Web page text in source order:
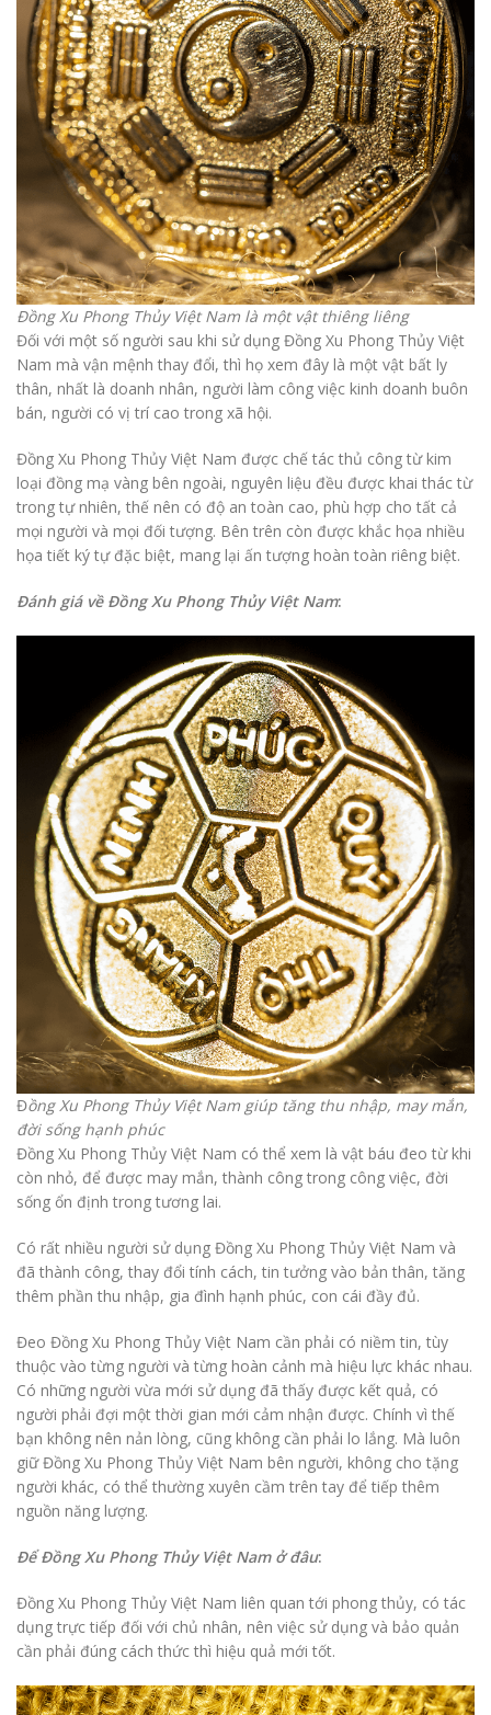
Đồng Xu Phong Thủy Việt Nam là một vật thiêng liêng
Đối với một số người sau khi sử dụng Đồng Xu Phong Thủy Việt
Nam mà vận mệnh thay đổi, thì họ xem đây là một vật bất ly
thân, nhất là doanh nhân, người làm công việc kinh doanh buôn
bán, người có vị trí cao trong xã hội.
Đồng Xu Phong Thủy Việt Nam được chế tác thủ công từ kim
loại đồng mạ vàng bên ngoài, nguyên liệu đều được khai thác từ
trong tự nhiên, thế nên có độ an toàn cao, phù hợp cho tất cả
mọi người và mọi đối tượng. Bên trên còn được khắc họa nhiều
họa tiết ký tự đặc biệt, mang lại ấn tượng hoàn toàn riêng biệt.
Đánh giá về Đồng Xu Phong Thủy Việt Nam:
Đồng Xu Phong Thủy Việt Nam giúp tăng thu nhập, may mắn,
đời sống hạnh phúc
Đồng Xu Phong Thủy Việt Nam có thể xem là vật báu đeo từ khi
còn nhỏ, để được may mắn, thành công trong công việc, đời
sống ổn định trong tương lai.
Có rất nhiều người sử dụng Đồng Xu Phong Thủy Việt Nam và
đã thành công, thay đổi tính cách, tin tưởng vào bản thân, tăng
thêm phần thu nhập, gia đình hạnh phúc, con cái đầy đủ.
Đeo Đồng Xu Phong Thủy Việt Nam cần phải có niềm tin, tùy
thuộc vào từng người và từng hoàn cảnh mà hiệu lực khác nhau.
Có những người vừa mới sử dụng đã thấy được kết quả, có
người phải đợi một thời gian mới cảm nhận được. Chính vì thế
bạn không nên nản lòng, cũng không cần phải lo lắng. Mà luôn
giữ Đồng Xu Phong Thủy Việt Nam bên người, không cho tặng
người khác, có thể thường xuyên cầm trên tay để tiếp thêm
nguồn năng lượng.
Để Đồng Xu Phong Thủy Việt Nam ở đâu:
Đồng Xu Phong Thủy Việt Nam liên quan tới phong thủy, có tác
dụng trực tiếp đối với chủ nhân, nên việc sử dụng và bảo quản
cần phải đúng cách thức thì hiệu quả mới tốt.